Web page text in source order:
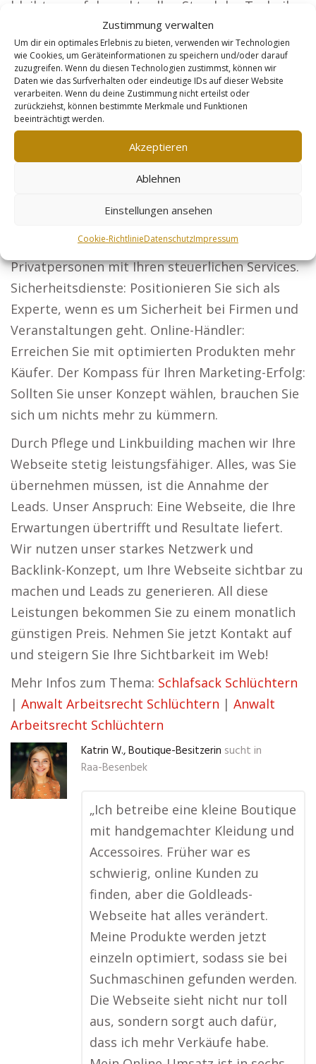
Zustimmung verwalten
Um dir ein optimales Erlebnis zu bieten, verwenden wir Technologien
wie Cookies, um Geräteinformationen zu speichern und/oder darauf
zuzugreifen. Wenn du diesen Technologien zustimmst, können wir
Daten wie das Surfverhalten oder eindeutige IDs auf dieser Website
verarbeiten. Wenn du deine Zustimmung nicht erteilst oder
zurückziehst, können bestimmte Merkmale und Funktionen
beeinträchtigt werden.
Akzeptieren
Ablehnen
Einstellungen ansehen
Cookie-RichtlinieDatenschutzImpressum
bleibt so auf dem aktuellen Stand der Technik.
Ein klar definierter Preis pro Monat – keine
weiteren Kosten. Wie unsere Lösung den
Anforderungen unserer Kunden gerecht wird.
Wir bieten Webseitenlösungen für
Unternehmen, die große Reichweiten
benötigen, zum Beispiel: Rechtsanwälte:
Werden Sie bundesweit wahrgenommen und
erweitern Sie Ihre Mandantenbasis. Architekten:
gewinnen Sie neue Bauherren.
Steuerberater: Erreichen Sie Unternehmen und
Privatpersonen mit Ihren steuerlichen Services.
Sicherheitsdienste: Positionieren Sie sich als
Experte, wenn es um Sicherheit bei Firmen und
Veranstaltungen geht. Online-Händler:
Erreichen Sie mit optimierten Produkten mehr
Käufer. Der Kompass für Ihren Marketing-Erfolg:
Sollten Sie unser Konzept wählen, brauchen Sie
sich um nichts mehr zu kümmern.
Durch Pflege und Linkbuilding machen wir Ihre
Webseite stetig leistungsfähiger. Alles, was Sie
übernehmen müssen, ist die Annahme der
Leads. Unser Anspruch: Eine Webseite, die Ihre
Erwartungen übertrifft und Resultate liefert.
Wir nutzen unser starkes Netzwerk und
Backlink-Konzept, um Ihre Webseite sichtbar zu
machen und Leads zu generieren. All diese
Leistungen bekommen Sie zu einem monatlich
günstigen Preis. Nehmen Sie jetzt Kontakt auf
und steigern Sie Ihre Sichtbarkeit im Web!
Mehr Infos zum Thema: Schlafsack Schlüchtern
| Anwalt Arbeitsrecht Schlüchtern | Anwalt
Arbeitsrecht Schlüchtern
Katrin W., Boutique-Besitzerin sucht in
Raa-Besenbek
„Ich betreibe eine kleine Boutique
mit handgemachter Kleidung und
Accessoires. Früher war es
schwierig, online Kunden zu
finden, aber die Goldleads-
Webseite hat alles verändert.
Meine Produkte werden jetzt
einzeln optimiert, sodass sie bei
Suchmaschinen gefunden werden.
Die Webseite sieht nicht nur toll
aus, sondern sorgt auch dafür,
dass ich mehr Verkäufe habe.